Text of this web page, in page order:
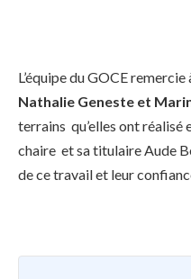
L’équipe du GOCE
Nathalie Geneste et
terrains qu’elles ont réalisé
chaire et sa titulaire Aude
de ce travail et leur